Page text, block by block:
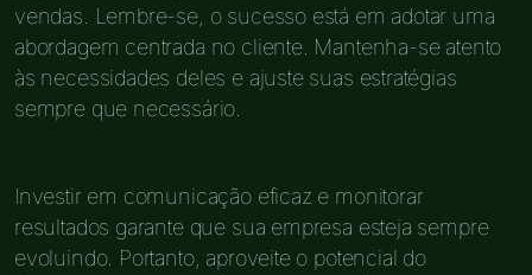
vendas. Lembre-se, o sucesso está em adotar uma
abordagem centrada no cliente. Mantenha-se atento
às necessidades deles e ajuste suas estratégias
sempre que necessário.
Investir em comunicação eficaz e monitorar
resultados garante que sua empresa esteja sempre
evoluindo. Portanto, aproveite o potencial do